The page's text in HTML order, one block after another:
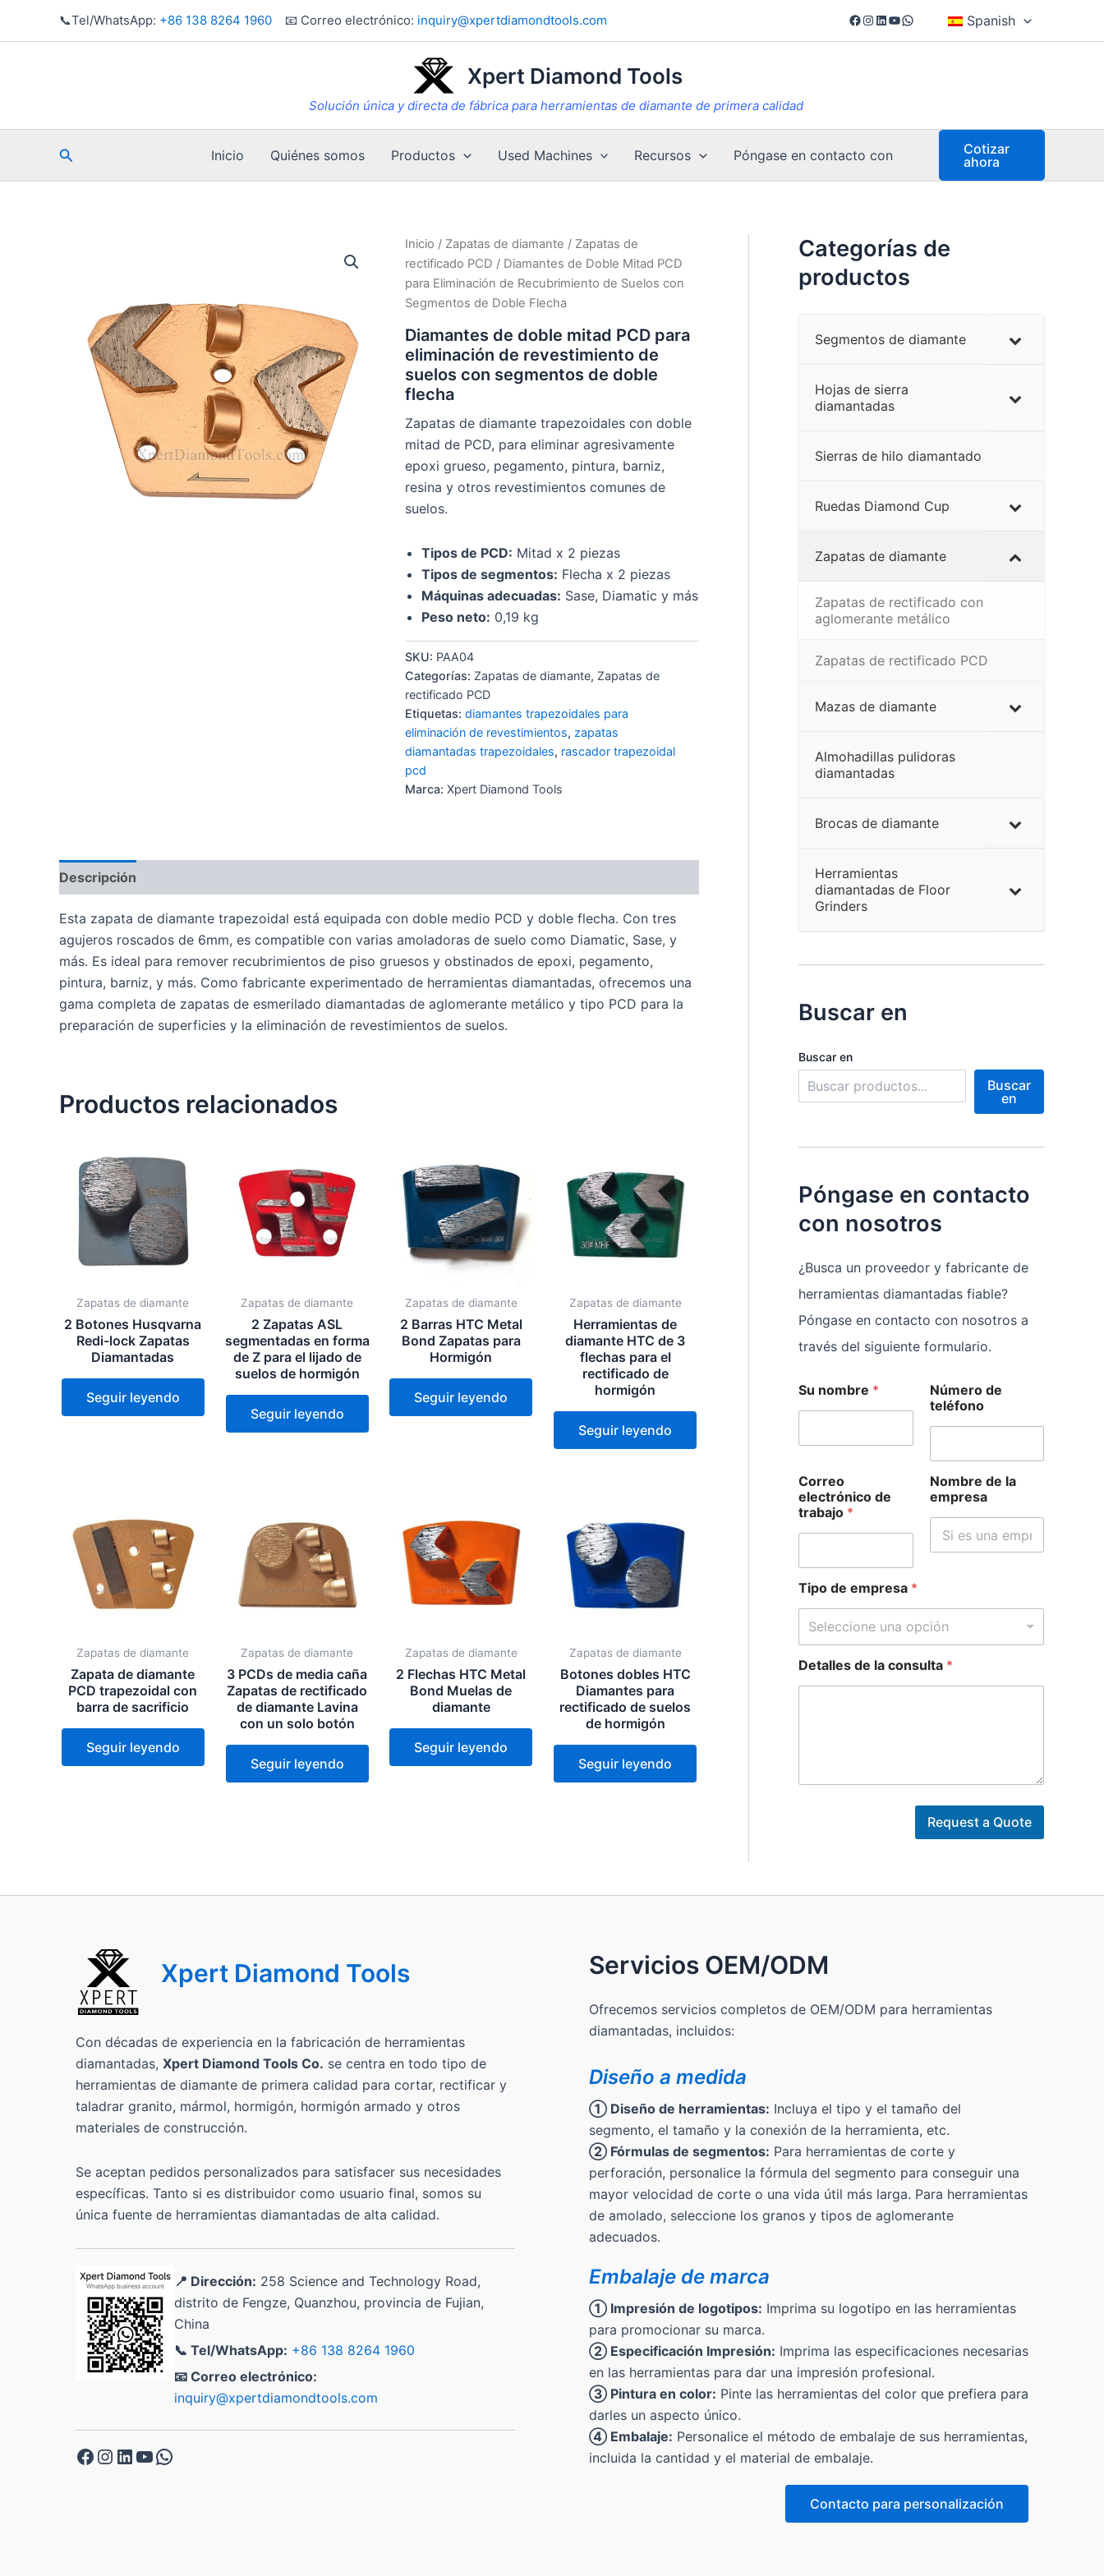
📞Tel/WhatsApp: +86 138 8264 1960 📧 Correo electrónico: inquiry@xpertdiamondtools.com Facebook
Instagram
LinkedIn
YouTube
WhatsApp Spanish
Xpert Diamond Tools
Solución única y directa de fábrica para herramientas de diamante de primera calidad
Buscar
Inicio Quiénes somos Productos Used Machines Recursos Póngase en contacto con
Cotizar
ahora
Inicio / Zapatas de diamante / Zapatas de
rectificado PCD / Diamantes de Doble Mitad PCD
para Eliminación de Recubrimiento de Suelos con
Segmentos de Doble Flecha
Diamantes de doble mitad PCD para
eliminación de revestimiento de
suelos con segmentos de doble
flecha
Zapatas de diamante trapezoidales con doble
mitad de PCD, para eliminar agresivamente
epoxi grueso, pegamento, pintura, barniz,
resina y otros revestimientos comunes de
suelos.
Tipos de PCD: Mitad x 2 piezas
Tipos de segmentos: Flecha x 2 piezas
Máquinas adecuadas: Sase, Diamatic y más
Peso neto: 0,19 kg
SKU: PAA04
Categorías: Zapatas de diamante, Zapatas de
rectificado PCD
Etiquetas: diamantes trapezoidales para
eliminación de revestimientos, zapatas
diamantadas trapezoidales, rascador trapezoidal
pcd
Marca: Xpert Diamond Tools
Descripción
Esta zapata de diamante trapezoidal está equipada con doble medio PCD y doble flecha. Con tres
agujeros roscados de 6mm, es compatible con varias amoladoras de suelo como Diamatic, Sase, y
más. Es ideal para remover recubrimientos de piso gruesos y obstinados de epoxi, pegamento,
pintura, barniz, y más. Como fabricante experimentado de herramientas diamantadas, ofrecemos una
gama completa de zapatas de esmerilado diamantadas de aglomerante metálico y tipo PCD para la
preparación de superficies y la eliminación de revestimientos de suelos.
Productos relacionados
Zapatas de diamante
2 Botones Husqvarna
Redi-lock Zapatas
Diamantadas
Seguir leyendo
Zapatas de diamante
2 Zapatas ASL
segmentadas en forma
de Z para el lijado de
suelos de hormigón
Seguir leyendo
Zapatas de diamante
2 Barras HTC Metal
Bond Zapatas para
Hormigón
Seguir leyendo
Zapatas de diamante
Herramientas de
diamante HTC de 3
flechas para el
rectificado de
hormigón
Seguir leyendo
Zapatas de diamante
Zapata de diamante
PCD trapezoidal con
barra de sacrificio
Seguir leyendo
Zapatas de diamante
3 PCDs de media caña
Zapatas de rectificado
de diamante Lavina
con un solo botón
Seguir leyendo
Zapatas de diamante
2 Flechas HTC Metal
Bond Muelas de
diamante
Seguir leyendo
Zapatas de diamante
Botones dobles HTC
Diamantes para
rectificado de suelos
de hormigón
Seguir leyendo
Categorías de
productos
Segmentos de diamante
Hojas de sierra
diamantadas
Sierras de hilo diamantado
Ruedas Diamond Cup
Zapatas de diamante
Zapatas de rectificado con
aglomerante metálico
Zapatas de rectificado PCD
Mazas de diamante
Almohadillas pulidoras
diamantadas
Brocas de diamante
Herramientas
diamantadas de Floor
Grinders
Buscar en
Buscar en
Buscar
en
Póngase en contacto
con nosotros
¿Busca un proveedor y fabricante de
herramientas diamantadas fiable?
Póngase en contacto con nosotros a
través del siguiente formulario.
N
l
a
Su nombre *
Número de
teléfono
Correo
electrónico de
trabajo *
Nombre de la
empresa
Tipo de empresa *
Seleccione una opción
Detalles de la consulta *
Request a Quote
Xpert Diamond Tools
Con décadas de experiencia en la fabricación de herramientas
diamantadas, Xpert Diamond Tools Co. se centra en todo tipo de
herramientas de diamante de primera calidad para cortar, rectificar y
taladrar granito, mármol, hormigón, hormigón armado y otros
materiales de construcción.
Se aceptan pedidos personalizados para satisfacer sus necesidades
específicas. Tanto si es distribuidor como usuario final, somos su
única fuente de herramientas diamantadas de alta calidad.
📍 Dirección: 258 Science and Technology Road,
distrito de Fengze, Quanzhou, provincia de Fujian,
China
📞 Tel/WhatsApp: +86 138 8264 1960
📧 Correo electrónico:
inquiry@xpertdiamondtools.com
Facebook
Instagram
LinkedIn
YouTube
WhatsApp
Servicios OEM/ODM
Ofrecemos servicios completos de OEM/ODM para herramientas
diamantadas, incluidos:
Diseño a medida
① Diseño de herramientas: Incluya el tipo y el tamaño del
segmento, el tamaño y la conexión de la herramienta, etc.
② Fórmulas de segmentos: Para herramientas de corte y
perforación, personalice la fórmula del segmento para conseguir una
mayor velocidad de corte o una vida útil más larga. Para herramientas
de amolado, seleccione los granos y tipos de aglomerante
adecuados.
Embalaje de marca
① Impresión de logotipos: Imprima su logotipo en las herramientas
para promocionar su marca.
② Especificación Impresión: Imprima las especificaciones necesarias
en las herramientas para dar una impresión profesional.
③ Pintura en color: Pinte las herramientas del color que prefiera para
darles un aspecto único.
④ Embalaje: Personalice el método de embalaje de sus herramientas,
incluida la cantidad y el material de embalaje.
Contacto para personalización